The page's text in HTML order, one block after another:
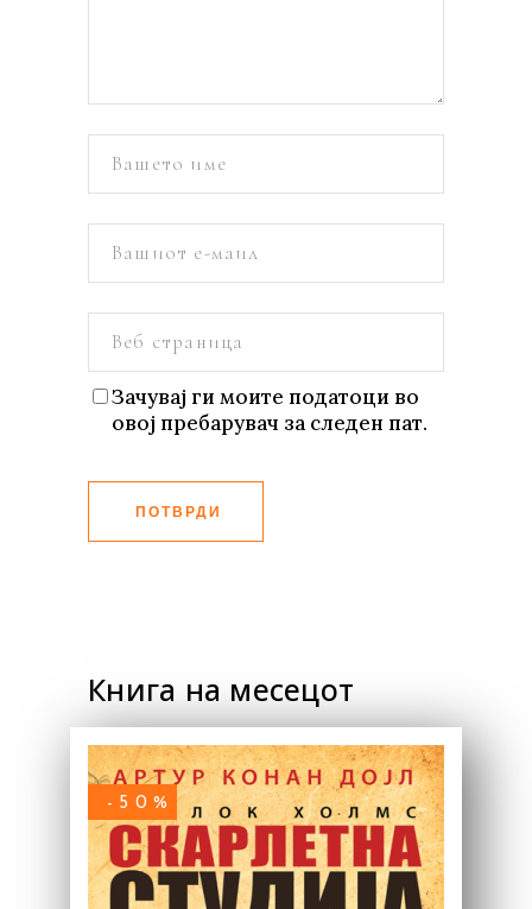
Зачувај ги моите податоци во
овој пребарувач за следен пат.
ПОТВРДИ
Книга на месецот
-50%